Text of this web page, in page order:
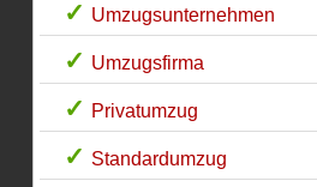
Umzugsunternehmen
Umzugsfirma
Privatumzug
Standardumzug